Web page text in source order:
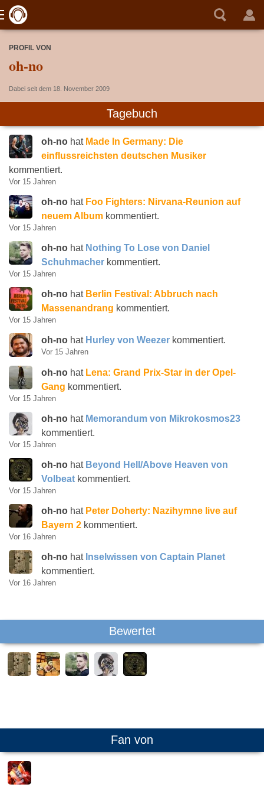
PROFIL VON
oh-no
Dabei seit dem 18. November 2009
Tagebuch
oh-no hat Made In Germany: Die
einflussreichsten deutschen Musiker
kommentiert.
Vor 15 Jahren
oh-no hat Foo Fighters: Nirvana-Reunion auf
neuem Album kommentiert.
Vor 15 Jahren
oh-no hat Nothing To Lose von Daniel
Schuhmacher kommentiert.
Vor 15 Jahren
oh-no hat Berlin Festival: Abbruch nach
Massenandrang kommentiert.
Vor 15 Jahren
oh-no hat Hurley von Weezer kommentiert.
Vor 15 Jahren
oh-no hat Lena: Grand Prix-Star in der Opel-
Gang kommentiert.
Vor 15 Jahren
oh-no hat Memorandum von Mikrokosmos23
kommentiert.
Vor 15 Jahren
oh-no hat Beyond Hell/Above Heaven von
Volbeat kommentiert.
Vor 15 Jahren
oh-no hat Peter Doherty: Nazihymne live auf
Bayern 2 kommentiert.
Vor 16 Jahren
oh-no hat Inselwissen von Captain Planet
kommentiert.
Vor 16 Jahren
Bewertet
Fan von